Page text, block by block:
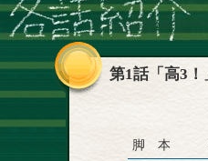
第1話「高3！
脚 本